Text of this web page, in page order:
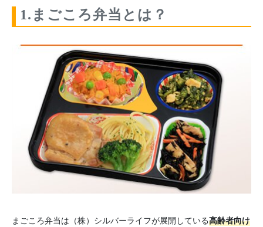
1.まごころ弁当とは？
まごころ弁当は（株）シルバーライフが展開している高齢者向け